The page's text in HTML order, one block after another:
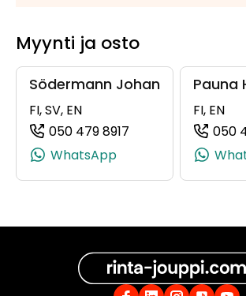
Myynti ja osto
Södermann Johan
FI, SV, EN
050 479 8917
(+358504798917,
WhatsApp
Pauna
FI, EN
050